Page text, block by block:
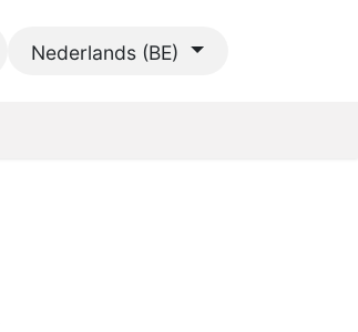
Nederlands (BE)